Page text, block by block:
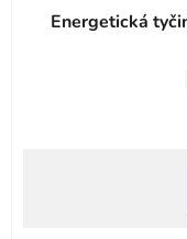
Energetická